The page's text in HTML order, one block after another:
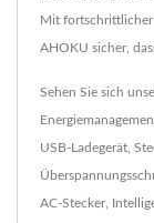
Mit fortschrittlicher
AHOKU sicher,
Sehen Sie sich
USB-Ladegerät
AC-Stecker,